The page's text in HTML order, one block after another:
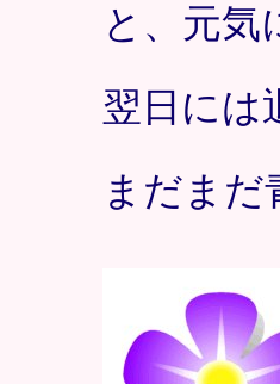
と、元気
翌日には
まだまだ